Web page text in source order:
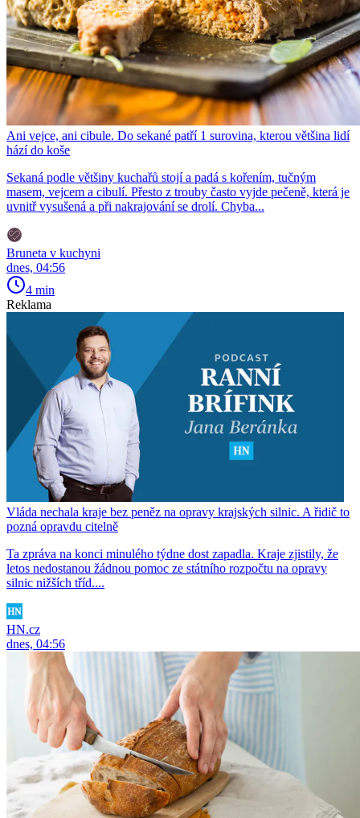
Ani vejce, ani cibule. Do sekané patří 1 surovina, kterou většina lidí
hází do koše
Sekaná podle většiny kuchařů stojí a padá s kořením, tučným
masem, vejcem a cibulí. Přesto z trouby často vyjde pečeně, která je
uvnitř vysušená a při nakrajování se drolí. Chyba...
Bruneta v kuchyni
dnes, 04:56
4 min
Reklama
Vláda nechala kraje bez peněz na opravy krajských silnic. A řidič to
pozná opravdu citelně
Ta zpráva na konci minulého týdne dost zapadla. Kraje zjistily, že
letos nedostanou žádnou pomoc ze státního rozpočtu na opravy
silnic nižších tříd....
HN.cz
dnes, 04:56